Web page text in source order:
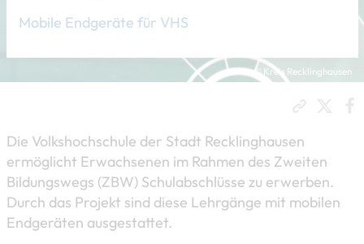
© Kreis Recklinghausen
Mobile Endgeräte für VHS
Die Volkshochschule der Stadt Recklinghausen
ermöglicht Erwachsenen im Rahmen des Zweiten
Bildungswegs (ZBW) Schulabschlüsse zu erwerben.
Durch das Projekt sind diese Lehrgänge mit mobilen
Endgeräten ausgestattet.